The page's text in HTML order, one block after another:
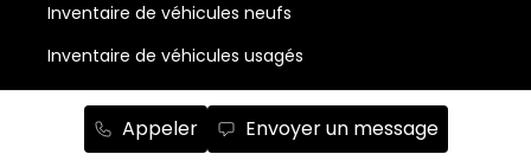
Appeler Envoyer un message
Inventaire de véhicules neufs
Inventaire de véhicules usagés
Outils d'achat
Propriétaires